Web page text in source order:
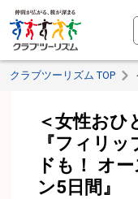
クラブツーリズム TOP
＜女性おひ
『フィリ
ドも！ オ
ン5日間』